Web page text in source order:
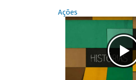
Ações